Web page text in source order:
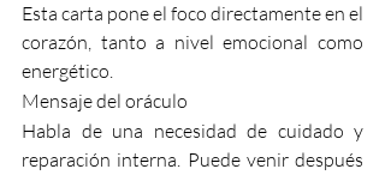
Esta carta pone el foco directamente en el
corazón, tanto a nivel emocional como
energético.
Mensaje del oráculo
Habla de una necesidad de cuidado y
reparación interna. Puede venir después